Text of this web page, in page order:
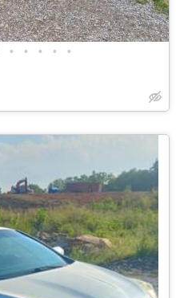
• • • • •